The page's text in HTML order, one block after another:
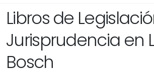
Libros de
Jurisprudencia en
Bosch